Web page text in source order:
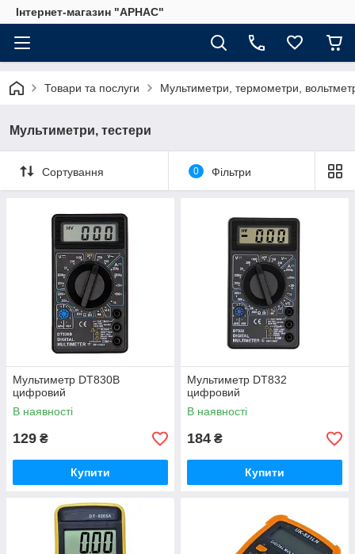
Інтернет-магазин "АРНАС"
Товари та послуги Мультиметри, термометри,
Мультиметри, тестери
Сортування 0 Фільтри
Мультиметр DT830B
цифровий
В наявності
129 ₴
Купити
Мультиметр DT832
цифровий
В наявності
184 ₴
Купити